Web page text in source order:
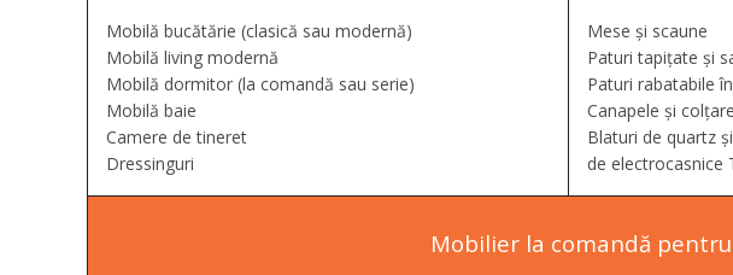
Mobilă bucătărie (clasică sau modernă)
Mobilă living modernă
Mobilă dormitor (la comandă sau serie)
Mobilă baie
Camere de tineret
Dressinguri
Mese și scaune
Paturi tapițate și
Paturi rabatabile
Canapele și
Blaturi de quartz
de electrocasnice
Mobilier la comandă pentru